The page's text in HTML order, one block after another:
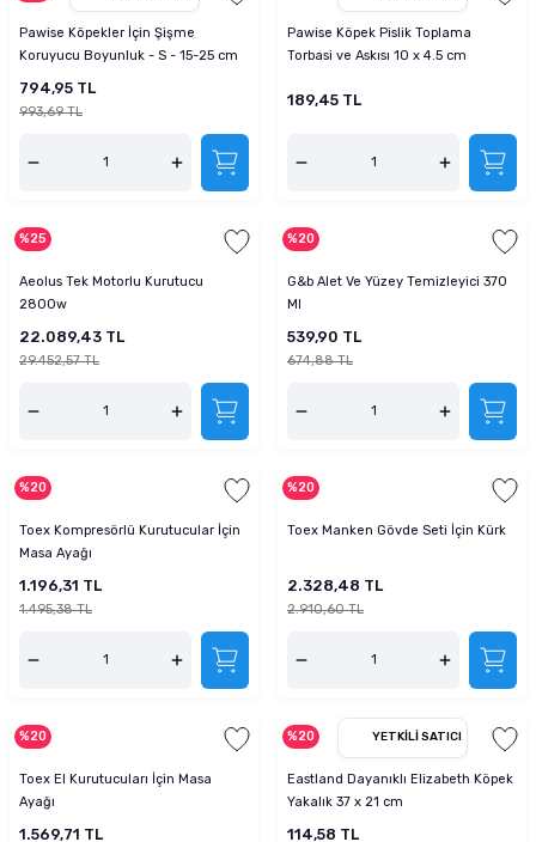
Pawise Köpekler İçin Şişme
Koruyucu Boyunluk - S - 15-25 cm
794,95 TL
993,69 TL
Pawise Köpek Pislik Toplama
Torbasi ve Askısı 10 x 4.5 cm
189,45 TL
%25
Aeolus Tek Motorlu Kurutucu
2800w
22.089,43 TL
29.452,57 TL
%20
G&b Alet Ve Yüzey Temizleyici 370
Ml
539,90 TL
674,88 TL
%20
Toex Kompresörlü Kurutucular İçin
Masa Ayağı
1.196,31 TL
1.495,38 TL
%20
Toex Manken Gövde Seti İçin Kürk
2.328,48 TL
2.910,60 TL
%20
Toex El Kurutucuları İçin Masa
Ayağı
1.569,71 TL
%20 YETKILI SATICI
Eastland Dayanıklı Elizabeth Köpek
Yakalık 37 x 21 cm
114,58 TL